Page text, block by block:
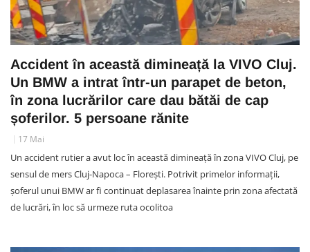
Accident în această dimineață la VIVO Cluj.
Un BMW a intrat într-un parapet de beton,
în zona lucrărilor care dau bătăi de cap
șoferilor. 5 persoane rănite
17 Mai
Un accident rutier a avut loc în această dimineață în zona VIVO Cluj, pe
sensul de mers Cluj-Napoca – Florești. Potrivit primelor informații,
șoferul unui BMW ar fi continuat deplasarea înainte prin zona afectată
de lucrări, în loc să urmeze ruta ocolitoa